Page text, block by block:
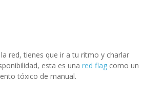
red, tienes que ir a tu ritmo y charlar
esta es una red flag como un
tóxico de manual.